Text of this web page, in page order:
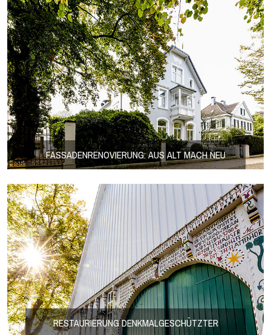
FASSADENRENOVIERUNG: AUS ALT MACH NEU
RESTAURIERUNG DENKMALGESCHÜTZTER